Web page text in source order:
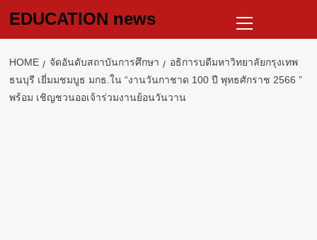
EDUCATION news
Menu
HOME จัดอันดับสถาบันการศึกษา
อธิการบดีมหาวิทยาลัยกรุงเทพ
ธนบุรี เยี่มมชมบูธ มกธ.ใน “งานวันกาชาด 100 ปี พุทธศักราช 2566 ”
พร้อม เชิญชวนออเจ้าร่วมงานย้อนวันวาน